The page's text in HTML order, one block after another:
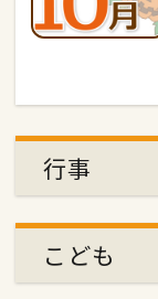
行事
こども